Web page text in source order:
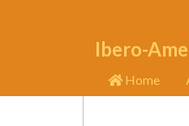
Ibero-
Home